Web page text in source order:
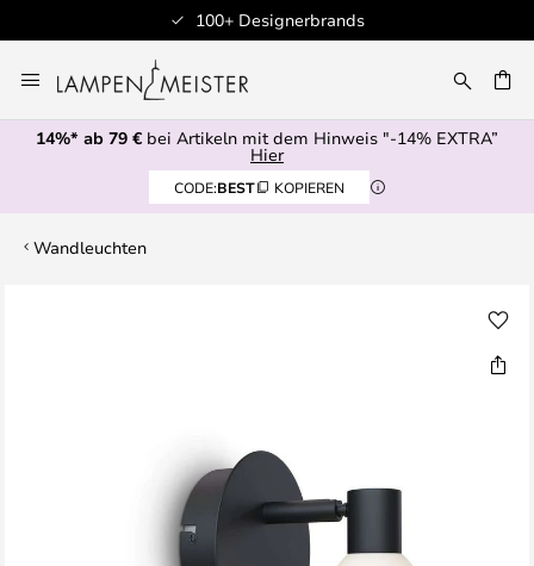
100+ Designerbrands
Inhalt
springen
14%* ab 79 € bei Artikeln mit dem Hinweis "-14% EXTRA”
Hier
CODE:BEST KOPIEREN
Wandleuchten